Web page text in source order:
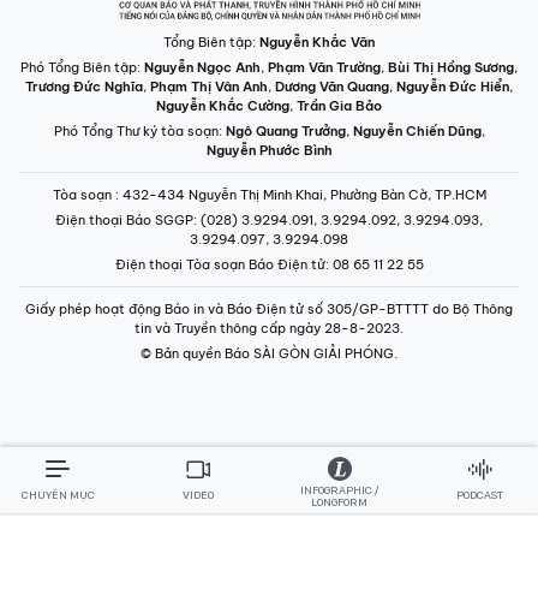
Tổng Biên tập: Nguyễn Khắc Văn
Phó Tổng Biên tập: Nguyễn Ngọc Anh, Phạm Văn Trường, Bùi Thị Hồng Sương,
Trương Đức Nghĩa, Phạm Thị Vân Anh, Dương Văn Quang, Nguyễn Đức Hiển,
Nguyễn Khắc Cường, Trần Gia Bảo
Phó Tổng Thư ký tòa soạn: Ngô Quang Trưởng, Nguyễn Chiến Dũng,
Nguyễn Phước Bình
Tòa soạn : 432-434 Nguyễn Thị Minh Khai, Phường Bàn Cờ, TP.HCM
Điện thoại Báo SGGP: (028) 3.9294.091, 3.9294.092, 3.9294.093,
3.9294.097, 3.9294.098
Điện thoại Tòa soạn Báo Điện tử: 08 65 11 22 55
Giấy phép hoạt động Báo in và Báo Điện tử số 305/GP-BTTTT do Bộ Thông
tin và Truyền thông cấp ngày 28-8-2023.
© Bản quyền Báo SÀI GÒN GIẢI PHÓNG.
CHUYÊN MỤC VIDEO
INFOGRAPHIC /
LONGFORM
PODCAST